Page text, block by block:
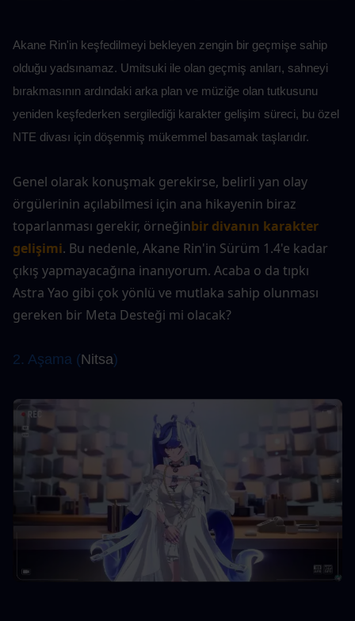
Akane Rin'in keşfedilmeyi bekleyen zengin bir geçmişe sahip
olduğu yadsınamaz. Umitsuki ile olan geçmiş anıları, sahneyi
bırakmasının ardındaki arka plan ve müziğe olan tutkusunu
yeniden keşfederken sergilediği karakter gelişim süreci, bu özel
NTE divası için döşenmiş mükemmel basamak taşlarıdır.
Genel olarak konuşmak gerekirse, belirli yan olay
örgülerinin açılabilmesi için ana hikayenin biraz
toparlanması gerekir, örneğinbir divanın karakter
gelişimi. Bu nedenle, Akane Rin'in Sürüm 1.4'e kadar
çıkış yapmayacağına inanıyorum. Acaba o da tıpkı
Astra Yao gibi çok yönlü ve mutlaka sahip olunması
gereken bir Meta Desteği mi olacak?
2. Aşama (Nitsa)